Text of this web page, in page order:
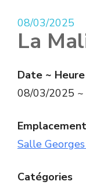
08/03/2025
La
Date ~ Heure
08/03/2025 ~
Emplacement
Salle
Catégories